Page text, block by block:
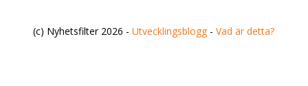
(c) Nyhetsfilter 2026 -Utvecklingsblogg -Vad är detta?